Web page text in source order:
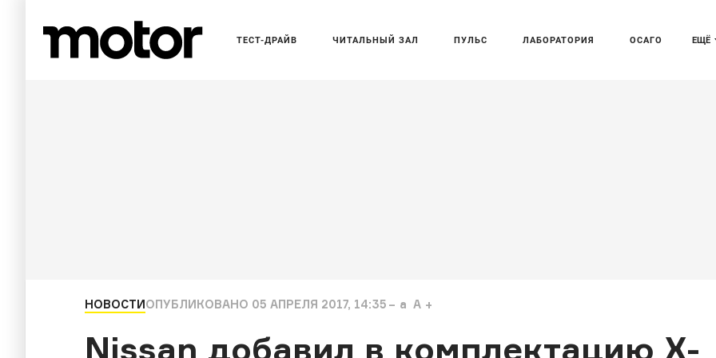
ЕЩЁ
ТЕСТ-ДРАЙВ ЧИТАЛЬНЫЙ ЗАЛ ПУЛЬС ЛАБОРАТОРИЯ ОСАГО
НОВОСТИОПУБЛИКОВАНО 05 АПРЕЛЯ 2017, 14:35 a A
Nissan добавил в комплектацию X-